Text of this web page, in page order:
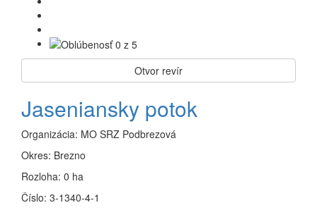
Otvor revír
Jaseniansky potok
Organizácia: MO SRZ Podbrezová
Okres: Brezno
Rozloha: 0 ha
Číslo: 3-1340-4-1